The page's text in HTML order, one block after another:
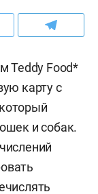
Teddy Food*
карту с
и собак.